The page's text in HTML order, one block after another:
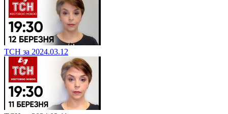
ТСН за 2024.03.12